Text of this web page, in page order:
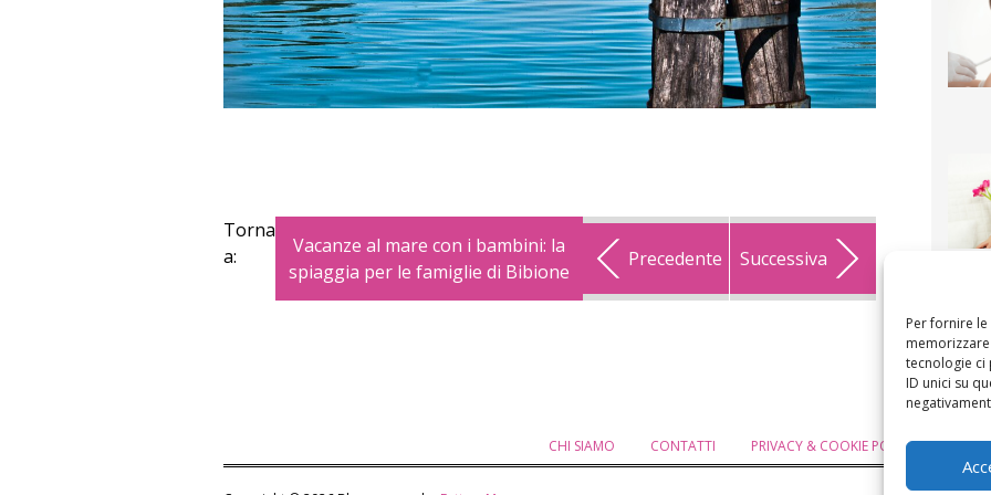
Per fornire
tecnologie
ID unici su
Torna
a:
Vacanze al mare con i bambini: la
spiaggia per le famiglie di Bibione
Precedente Successiva
CHI SIAMO CONTATTI PRIVACY & COOKIE POLICY